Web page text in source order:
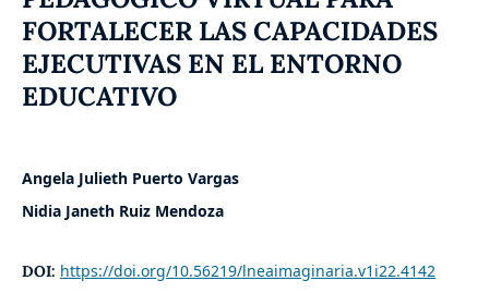
FORTALECER LAS CAPACIDADES
EJECUTIVAS EN EL ENTORNO
EDUCATIVO
Angela Julieth Puerto Vargas
Nidia Janeth Ruiz Mendoza
DOI: https://doi.org/10.56219/lneaimaginaria.v1i22.4142